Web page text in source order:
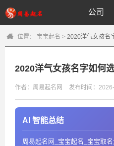
公司
位置： 宝宝起名 > 2020洋气女孩名
2020洋气女孩名字如何
作者：周易起名网 发布时间：
AI 智能总结
周易起名网_宝宝起名_宝宝取